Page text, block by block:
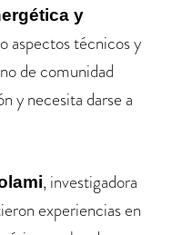
y
aspectos técnicos y
de comunidad
y necesita darse a
, investigadora
experiencias en